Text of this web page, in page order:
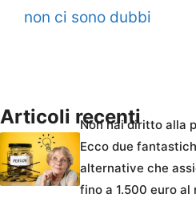
non ci sono dubbi
Articoli recenti
Non hai diritto alla
Ecco due
alternative che
fino a 1.500 euro al